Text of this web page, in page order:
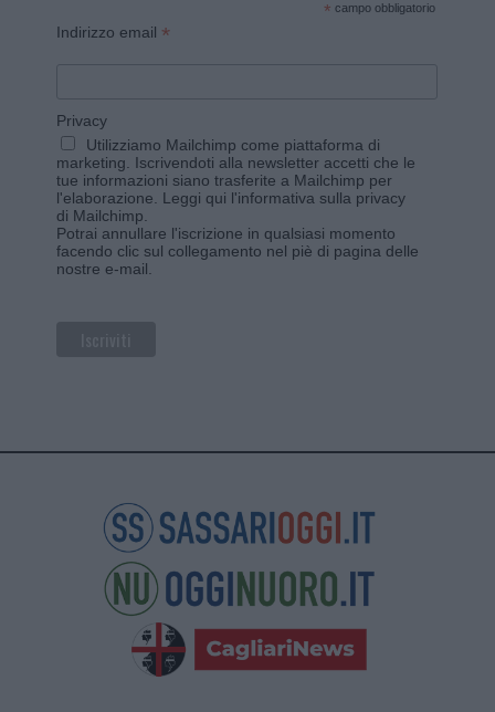
* campo obbligatorio
Indirizzo email *
Privacy
Utilizziamo Mailchimp come piattaforma di
marketing. Iscrivendoti alla newsletter accetti che le
tue informazioni siano trasferite a Mailchimp per
l'elaborazione. Leggi qui l'informativa sulla privacy
di Mailchimp
Potrai annullare l'iscrizione in qualsiasi momento
facendo clic sul collegamento nel piè di pagina delle
nostre e-mail.